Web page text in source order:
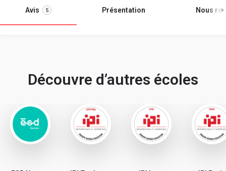
Avis 5 Présentation Nous
Découvre d’autres écoles